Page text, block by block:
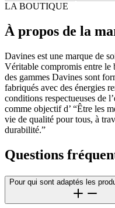
LA BOUTIQUE
À propos de la
Davines est une marque de
Véritable compromis entre le
des gammes Davines sont
fabriqués avec des énergies
conditions respectueuses de
comme objectif d’ “Être les
vie de qualité pour tous, à
durabilité.”
Questions
Pour qui sont adaptés les